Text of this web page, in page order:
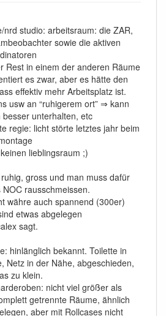
nrd studio: arbeitsraum: die ZAR,
sowie die aktiven
Rest in einem der anderen Räume
es zwar, aber es hätte den
effektiv mehr Arbeitsplatz ist.
usw an “ruhigerem ort” ⇒ kann
besser unterhalten, etc
regie: licht störte letztes jahr beim
lieblingsraum ;)
gross und man muss dafür
NOC rausschmeissen.
währe auch spannend (300er)
etwas abgelegen
sagt.
hinlänglich bekannt. Toilette in
Netz in der Nähe, abgeschieden,
zu klein.
nicht viel größer als
getrennte Räume, ähnlich
aber mit Rollcases nicht